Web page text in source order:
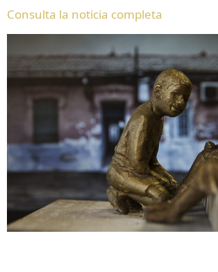
Consulta la noticia completa